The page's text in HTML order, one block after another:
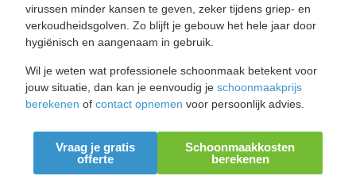
virussen minder kansen te geven, zeker tijdens griep- en
verkoudheidsgolven. Zo blijft je gebouw het hele jaar door
hygiënisch en aangenaam in gebruik.
Wil je weten wat professionele schoonmaak betekent voor
jouw situatie, dan kan je eenvoudig jeschoonmaakprijs
berekenen ofcontact opnemen voor persoonlijk advies.
Vraag je gratis
offerte
Schoonmaakkosten
berekenen